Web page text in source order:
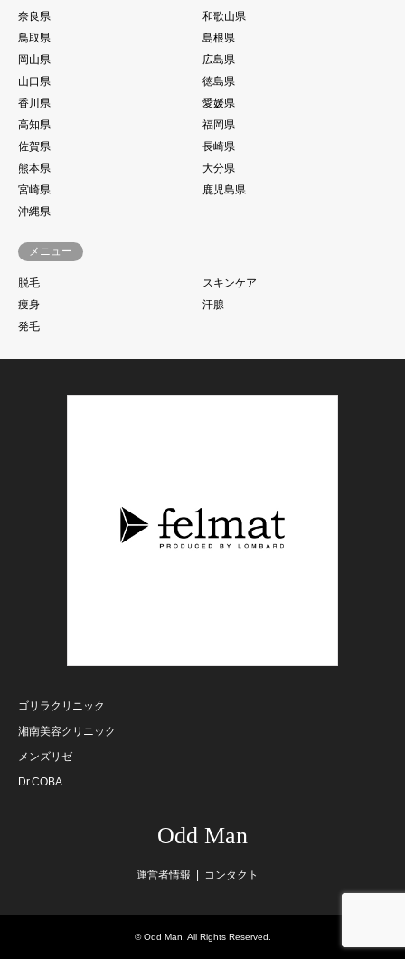
奈良県
和歌山県
鳥取県
島根県
岡山県
広島県
山口県
徳島県
香川県
愛媛県
高知県
福岡県
佐賀県
長崎県
熊本県
大分県
宮崎県
鹿児島県
沖縄県
メニュー
脱毛
スキンケア
痩身
汗腺
発毛
ゴリラクリニック
湘南美容クリニック
メンズリゼ
Dr.COBA
Odd Man
運営者情報 コンタクト
©Odd Man . All Rights Reserved.